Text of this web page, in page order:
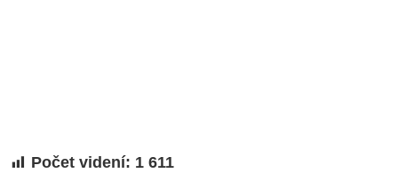
Počet videní: 1 611